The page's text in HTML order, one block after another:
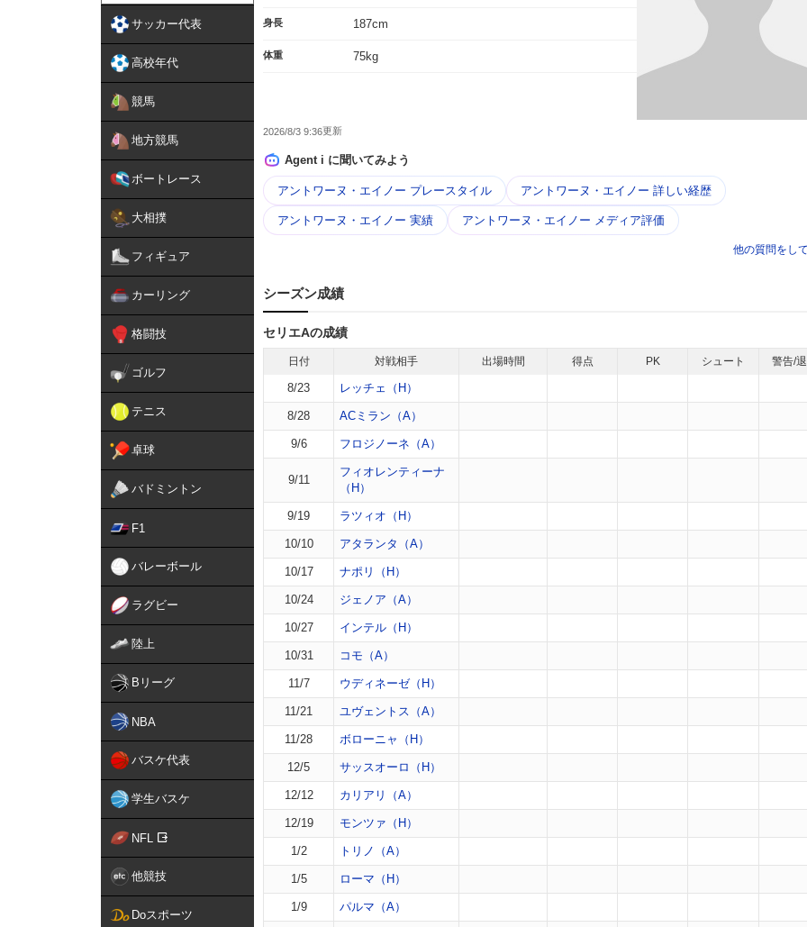
サッカー代表
高校年代
競馬
地方競馬
ボートレース
大相撲
フィギュア
カーリング
格闘技
ゴルフ
テニス
卓球
バドミントン
F1
バレーボール
ラグビー
陸上
Bリーグ
NBA
バスケ代表
学生バスケ
NFL
他競技
Doスポーツ
身長 187cm
体重 75kg
2026/8/3 9:36
Agent i に聞いてみよう
アントワーヌ・エイノー プレースタイル アントワーヌ・エイノー 詳しい経歴
アントワーヌ・エイノー 実績 アントワーヌ・エイノー メディア評価
他の質問をし
シーズン成績
セリエAの成績
日付 対戦相手 出場時間 得点 PK シュート 警告/
8/23 レッチェ（H）
8/28 ACミラン（A）
9/6 フロジノーネ（A）
9/11
フィオレンティーナ
（H）
9/19 ラツィオ（H）
10/10 アタランタ（A）
10/17 ナポリ（H）
10/24 ジェノア（A）
10/27 インテル（H）
10/31 コモ（A）
11/7 ウディネーゼ（H）
11/21 ユヴェントス（A）
11/28 ボローニャ（H）
12/5 サッスオーロ（H）
12/12 カリアリ（A）
12/19 モンツァ（H）
1/2 トリノ（A）
1/5 ローマ（H）
1/9 パルマ（A）